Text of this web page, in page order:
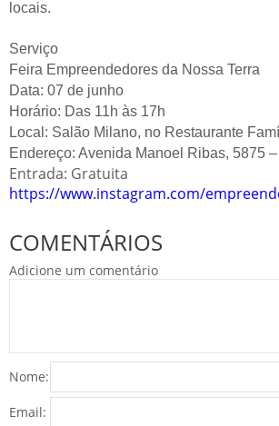
locais.
Serviço
Feira Empreendedores da Nossa Terra
Data: 07 de junho
Horário: Das 11h às 17h
Local: Salão Milano, no Restaurante
Endereço: Avenida Manoel Ribas, 5875
Entrada: Gratuita
https://www.instagram.com/
COMENTÁRIOS
Adicione um comentário
Nome:
Email: